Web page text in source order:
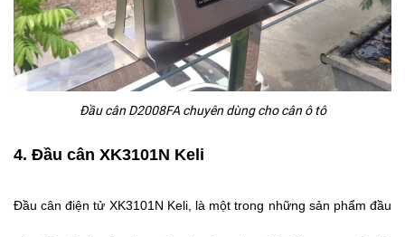
Đầu cân D2008FA chuyên dùng cho cân ô tô
4. Đầu cân XK3101N Keli
Đầu cân điện tử XK3101N Keli, là một trong những sản phẩm đầu